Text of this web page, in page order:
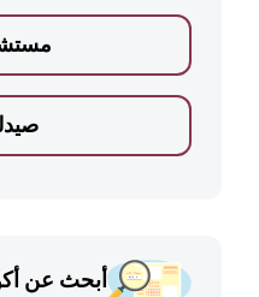
مستشفى
صيدلية
أبحث عن أكواد ICD أو أكواد OPS